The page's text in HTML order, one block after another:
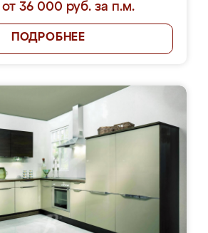
36 000 руб. за п.м.
ПОДРОБНЕЕ